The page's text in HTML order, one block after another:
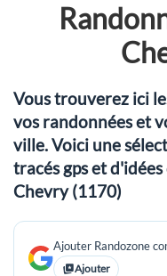
Vous trouverez ici
vos randonnées et
ville. Voici une
tracés gps et
Chevry (1170)
Ajouter Randozone
Ajouter